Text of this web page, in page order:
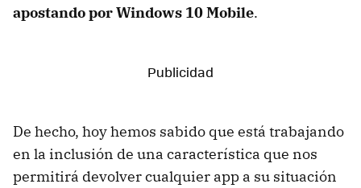
apostando por Windows 10 Mobile.
De hecho, hoy hemos sabido que está trabajando
en la inclusión de una característica que nos
permitirá devolver cualquier app a su situación